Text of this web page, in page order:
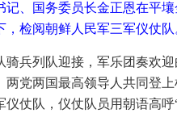
记、国务委员长金正恩在平
检阅朝鲜人民军三军仪仗
兵列队迎接，军乐团奏欢
党两国最高领导人共同登
仗队，仪仗队员用朝语高